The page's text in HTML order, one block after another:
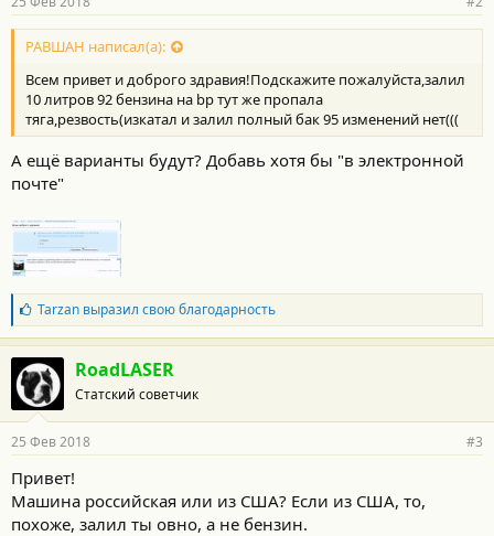
РАВШАН написал(а):
Всем привет и доброго здравия!Подскажите пожалуйста,залил
10 литров 92 бензина на bp тут же пропала
тяга,резвость(изкатал и залил полный бак 95 изменений нет(((
А ещё варианты будут? Добавь хотя бы "в электронной
почте"
Б
л
а
г
о
д
а
н
с
т
и
Tarzanвыразил свою благодарность
RoadLASER
Статский советчик
25 Фев 2018 #3
Привет!
Машина российская или из США? Если из США, то,
похоже, залил ты овно, а не бензин.